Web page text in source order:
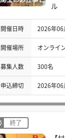
ル
開催日時 2026年06
開催場所 オンライ
募集人数 300名
申込締切 2026年06
終了